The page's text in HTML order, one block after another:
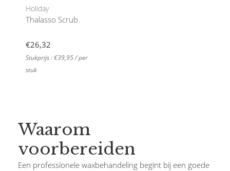
Holiday
Thalasso Scrub
€26,32
Stukprijs : €39,95 / per
stuk
Waarom
voorbereiden
Een professionele waxbehandeling begint bij een goede